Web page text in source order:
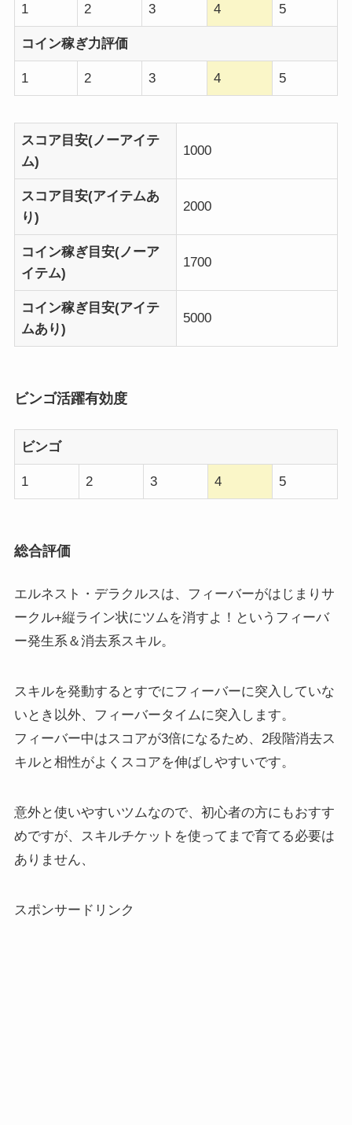
1 2 3 4 5
コイン稼ぎ力評価
1 2 3 4 5
スコア目安(ノーアイテ
ム)
1000
スコア目安(アイテムあ
り)
2000
コイン稼ぎ目安(ノーア
イテム)
1700
コイン稼ぎ目安(アイテ
ムあり)
5000
ビンゴ活躍有効度
ビンゴ
1 2 3 4 5
総合評価
エルネスト・デラクルスは、フィーバーがはじまりサ
ークル+縦ライン状にツムを消すよ！というフィーバ
ー発生系＆消去系スキル。
スキルを発動するとすでにフィーバーに突入していな
いとき以外、フィーバータイムに突入します。
フィーバー中はスコアが3倍になるため、2段階消去ス
キルと相性がよくスコアを伸ばしやすいです。
意外と使いやすいツムなので、初心者の方にもおすす
めですが、スキルチケットを使ってまで育てる必要は
ありません、
スポンサードリンク